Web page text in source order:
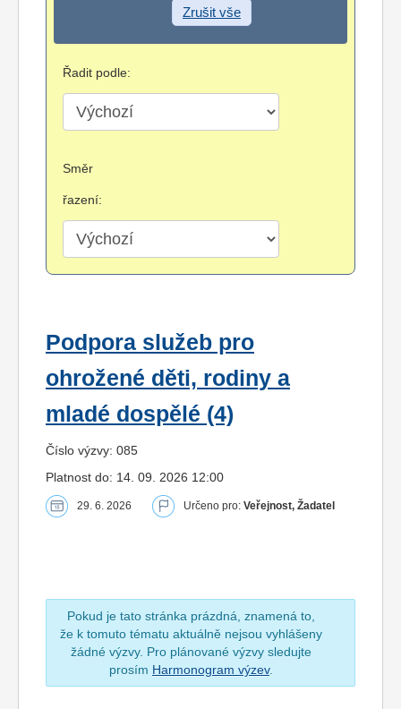
Zrušit vše
Řadit podle:
Směr
řazení:
Podpora služeb pro
ohrožené děti, rodiny a
mladé dospělé (4)
Číslo výzvy: 085
Platnost do: 14. 09. 2026 12:00
29. 6. 2026 Určeno pro: Veřejnost, Žadatel
Pokud je tato stránka prázdná, znamená to,
že k tomuto tématu aktuálně nejsou vyhlášeny
žádné výzvy. Pro plánované výzvy sledujte
prosím Harmonogram výzev.